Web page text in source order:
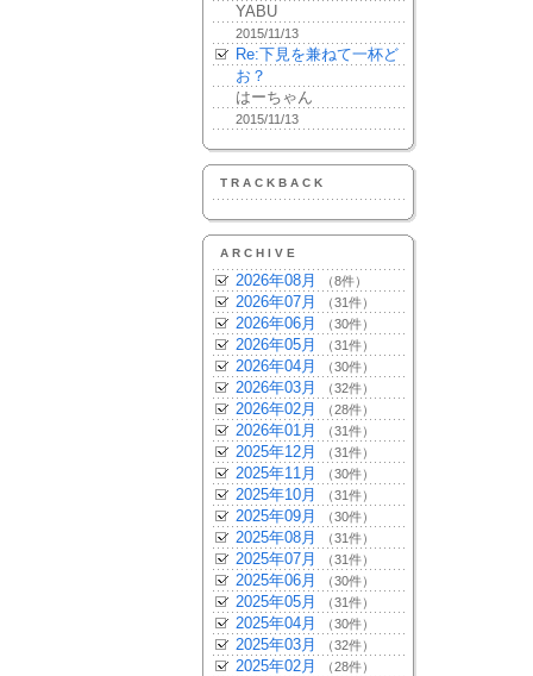
YABU
2015/11/13
Re:下見を兼ねて一杯ど
お？
はーちゃん
2015/11/13
TRACKBACK
ARCHIVE
2026年08月 （8件）
2026年07月 （31件）
2026年06月 （30件）
2026年05月 （31件）
2026年04月 （30件）
2026年03月 （32件）
2026年02月 （28件）
2026年01月 （31件）
2025年12月 （31件）
2025年11月 （30件）
2025年10月 （31件）
2025年09月 （30件）
2025年08月 （31件）
2025年07月 （31件）
2025年06月 （30件）
2025年05月 （31件）
2025年04月 （30件）
2025年03月 （32件）
2025年02月 （28件）